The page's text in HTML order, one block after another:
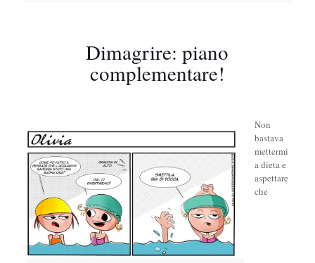
Dimagrire: piano
complementare!
Non
bastava
mettermi
a dieta e
aspettare
che